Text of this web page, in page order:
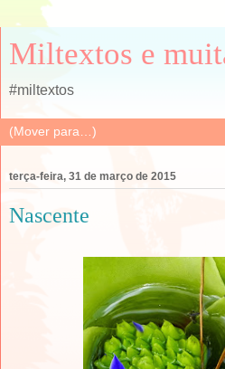
Miltextos e
#miltextos
terça-feira, 31 de março de 2015
Nascente